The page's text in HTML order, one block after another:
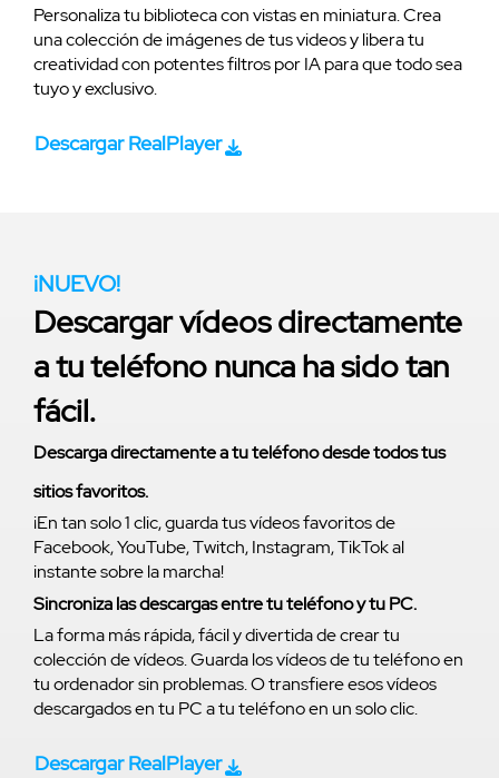
Personaliza tu biblioteca con vistas en miniatura. Crea
una colección de imágenes de tus videos y libera tu
creatividad con potentes filtros por IA para que todo sea
tuyo y exclusivo.
Descargar RealPlayer
¡NUEVO!
Descargar vídeos directamente
a tu teléfono nunca ha sido tan
fácil.
Descarga directamente a tu teléfono desde todos tus
sitios favoritos.
¡En tan solo 1 clic, guarda tus vídeos favoritos de
Facebook, YouTube, Twitch, Instagram, TikTok al
instante sobre la marcha!
Sincroniza las descargas entre tu teléfono y tu PC.
La forma más rápida, fácil y divertida de crear tu
colección de vídeos. Guarda los vídeos de tu teléfono en
tu ordenador sin problemas. O transfiere esos vídeos
descargados en tu PC a tu teléfono en un solo clic.
Descargar RealPlayer